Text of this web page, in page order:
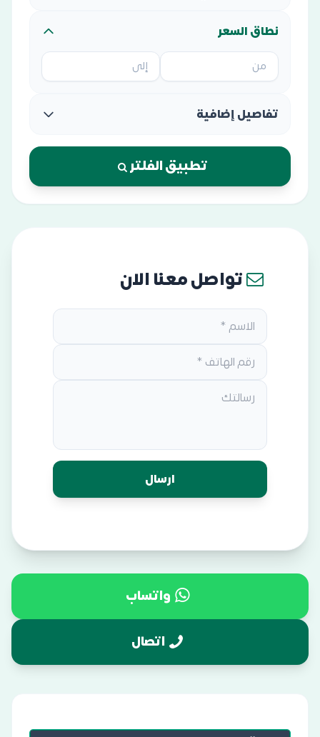
نطاق السعر
تفاصيل إضافية
تطبيق الفلتر
تواصل معنا الان
واتساب
اتصال